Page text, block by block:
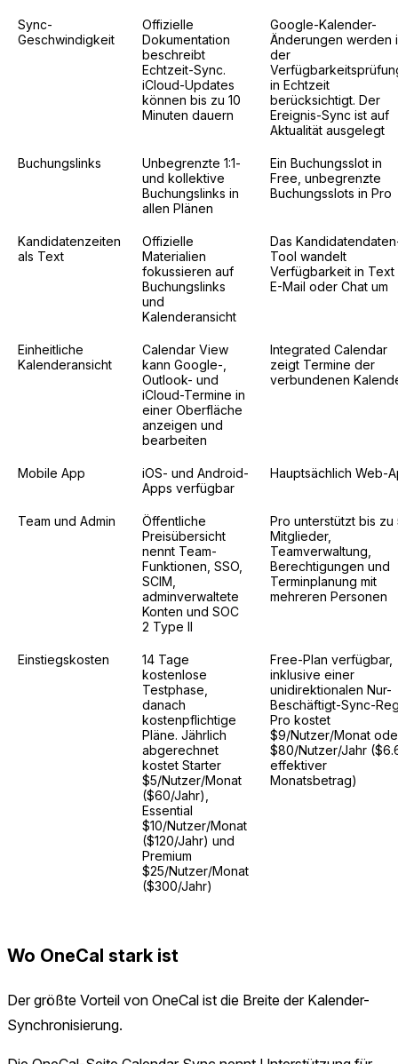
Sync-
Geschwindigkeit
Offizielle
Dokumentation
beschreibt
Echtzeit-Sync.
iCloud-Updates
können bis zu 10
Minuten dauern
Google-Kalender-
Änderungen werden
der
in Echtzeit
berücksichtigt. Der
Ereignis-Sync ist auf
Aktualität ausgelegt
Buchungslinks
Unbegrenzte 1:1-
und kollektive
Buchungslinks in
allen Plänen
Ein Buchungsslot in
Free, unbegrenzte
Buchungsslots in Pro
Kandidatenzeiten
als Text
Offizielle
Materialien
fokussieren auf
Buchungslinks
und
Kalenderansicht
Das
Tool wandelt
Verfügbarkeit in Text
E-Mail oder Chat um
Einheitliche
Kalenderansicht
Calendar View
kann Google-,
Outlook- und
iCloud-Termine in
einer Oberfläche
anzeigen und
bearbeiten
Integrated Calendar
zeigt Termine der
verbundenen
Mobile App
iOS- und Android-
Apps verfügbar
Hauptsächlich Web-
Team und Admin
Öffentliche
Preisübersicht
nennt Team-
Funktionen, SSO,
SCIM,
adminverwaltete
Konten und SOC
2 Type II
Pro unterstützt bis zu
Mitglieder,
Teamverwaltung,
Berechtigungen und
Terminplanung mit
mehreren Personen
Einstiegskosten
14 Tage
kostenlose
Testphase,
danach
kostenpflichtige
Pläne. Jährlich
abgerechnet
kostet Starter
$5/Nutzer/Monat
($60/Jahr),
Essential
$10/Nutzer/Monat
($120/Jahr) und
Premium
$25/Nutzer/Monat
($300/Jahr)
Free-Plan verfügbar,
inklusive einer
unidirektionalen Nur-
Beschäftigt-Sync-
Pro kostet
$9/Nutzer/Monat
$80/Nutzer/Jahr
effektiver
Monatsbetrag)
Wo OneCal stark ist
Der größte Vorteil von OneCal ist die Breite der Kalender-
Synchronisierung.